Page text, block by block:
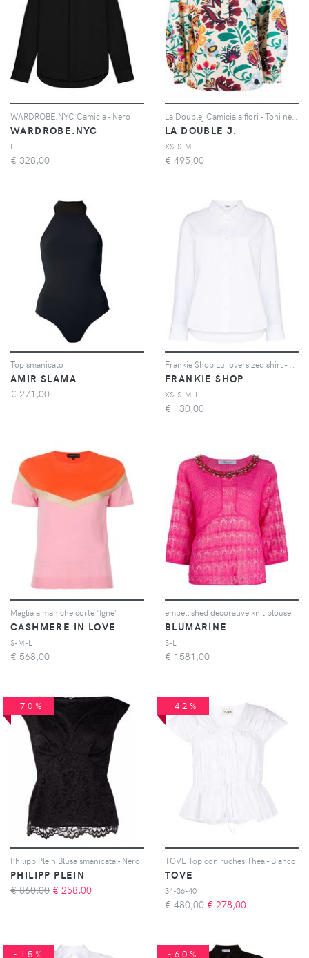
WARDROBE.NYC Camicia - Nero
WARDROBE.NYC
L
€ 328,00
LA DOUBLE J.
XS-S-M
€ 495,00
Top smanicato
AMIR SLAMA
€ 271,00
FRANKIE SHOP
XS-S-M-L
€ 130,00
Maglia a maniche corte 'Igne'
CASHMERE IN LOVE
S-M-L
€ 568,00
embellished decorative knit blouse
BLUMARINE
S-L
€ 1581,00
-70%
Philipp Plein Blusa smanicata - Nero
PHILIPP PLEIN
€ 860,00 € 258,00
-42%
TOVE Top con ruches Thea - Bianco
TOVE
34-36-40
€ 480,00 € 278,00
-15% -60%